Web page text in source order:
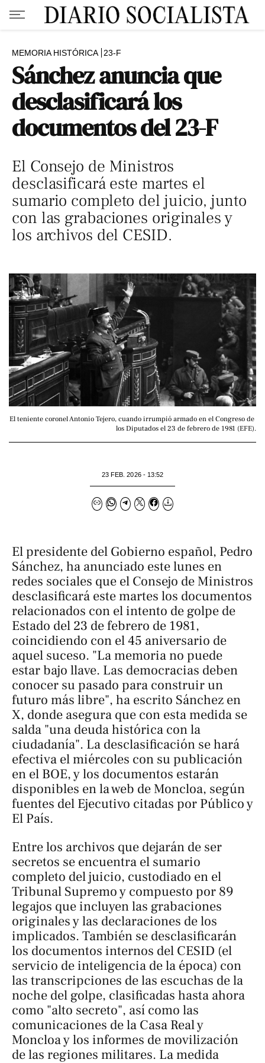
MEMORIA HISTÓRICA 23-F
Sánchez anuncia que
desclasificará los
documentos del 23-F
El Consejo de Ministros
desclasificará este martes el
sumario completo del juicio, junto
con las grabaciones originales y
los archivos del CESID.
El teniente coronel Antonio Tejero, cuando irrumpió armado en el Congreso de
los Diputados el 23 de febrero de 1981 (EFE).
23 FEB. 2026 - 13:52
El presidente del Gobierno español, Pedro
Sánchez, ha anunciado este lunes en
redes sociales que el Consejo de Ministros
desclasificará este martes los documentos
relacionados con el intento de golpe de
Estado del 23 de febrero de 1981,
coincidiendo con el 45 aniversario de
aquel suceso. "La memoria no puede
estar bajo llave. Las democracias deben
conocer su pasado para construir un
futuro más libre", ha escrito Sánchez en
X, donde asegura que con esta medida se
salda "una deuda histórica con la
ciudadanía". La desclasificación se hará
efectiva el miércoles con su publicación
en el BOE, y los documentos estarán
disponibles en la web de Moncloa, según
fuentes del Ejecutivo citadas por Públicoy
El País.
Entre los archivos que dejarán de ser
secretos se encuentra el sumario
completo del juicio, custodiado en el
Tribunal Supremo y compuesto por 89
legajos que incluyen las grabaciones
originales y las declaraciones de los
implicados. También se desclasificarán
los documentos internos del CESID (el
servicio de inteligencia de la época) con
las transcripciones de las escuchas de la
noche del golpe, clasificadas hasta ahora
como "alto secreto", así como las
comunicaciones de la Casa Real y
Moncloa y los informes de movilización
de las regiones militares. La medida